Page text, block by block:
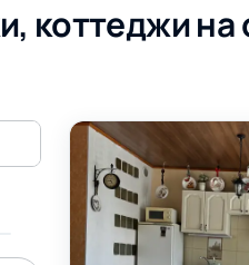
коттеджи на